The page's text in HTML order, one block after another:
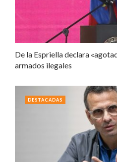
De la Espriella declara
armados ilegales
DESTACADAS